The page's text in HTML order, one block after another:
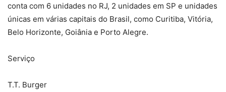
conta com 6 unidades no RJ, 2 unidades em SP e unidades
únicas em várias capitais do Brasil, como Curitiba, Vitória,
Belo Horizonte, Goiânia e Porto Alegre.
Serviço
T.T. Burger